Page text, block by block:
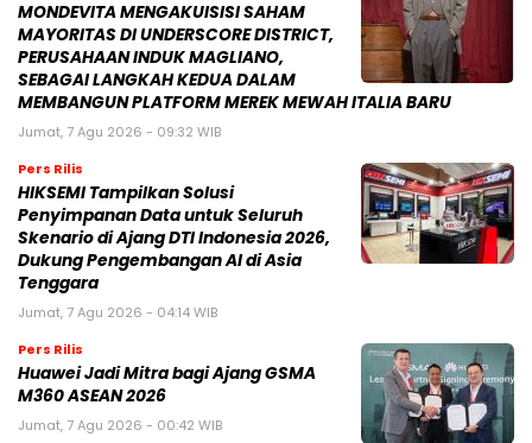
MONDEVITA MENGAKUISISI SAHAM
MAYORITAS DI UNDERSCORE DISTRICT,
PERUSAHAAN INDUK MAGLIANO,
SEBAGAI LANGKAH KEDUA DALAM
MEMBANGUN PLATFORM MEREK MEWAH ITALIA BARU
Jumat, 7 Agu 2026 - 09:32 WIB
Pers Rilis
HIKSEMI Tampilkan Solusi
Penyimpanan Data untuk Seluruh
Skenario di Ajang DTI Indonesia 2026,
Dukung Pengembangan AI di Asia
Tenggara
Jumat, 7 Agu 2026 - 04:14 WIB
Pers Rilis
Huawei Jadi Mitra bagi Ajang GSMA
M360 ASEAN 2026
Jumat, 7 Agu 2026 - 00:42 WIB